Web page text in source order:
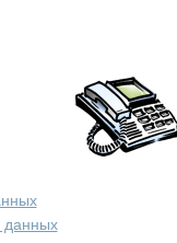
данных